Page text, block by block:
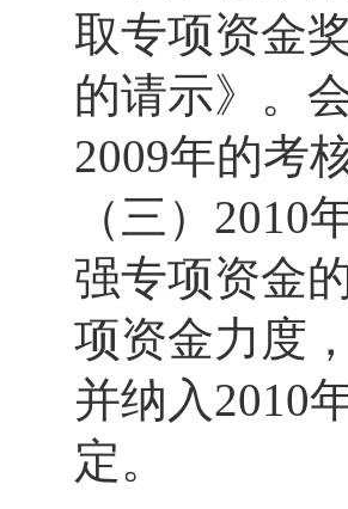
取专项资金
的请示》。
2009年的考
（三） 2010
强专项资金
项资金力度
并纳入2010
定。